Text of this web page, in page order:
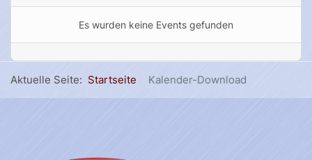
Es wurden keine Events gefunden
Aktuelle Seite: Startseite Kalender-Download